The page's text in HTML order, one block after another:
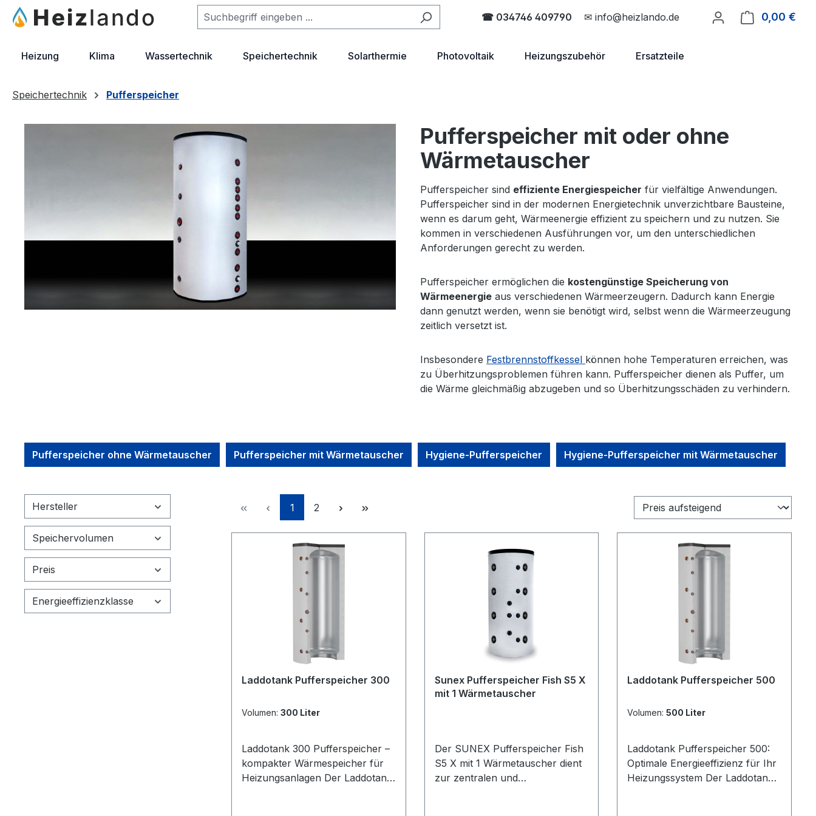
Hauptinhalt springen
Zur Suche springen
Zur Hauptnavigation springen ☎ 034746 409790 ✉ info@heizlando.de 0,00 €
Heizung Klima Wassertechnik Speichertechnik Solarthermie Photovoltaik Heizungszubehör Ersatzteile
Speichertechnik Pufferspeicher
Pufferspeicher mit oder ohne
Wärmetauscher
Pufferspeicher sind effiziente Energiespeicher für vielfältige Anwendungen.
Pufferspeicher sind in der modernen Energietechnik unverzichtbare Bausteine,
wenn es darum geht, Wärmeenergie effizient zu speichern und zu nutzen. Sie
kommen in verschiedenen Ausführungen vor, um den unterschiedlichen
Anforderungen gerecht zu werden.
Pufferspeicher ermöglichen die kostengünstige Speicherung von
Wärmeenergie aus verschiedenen Wärmeerzeugern. Dadurch kann Energie
dann genutzt werden, wenn sie benötigt wird, selbst wenn die Wärmeerzeugung
zeitlich versetzt ist.
Insbesondere Festbrennstoffkessel können hohe Temperaturen erreichen, was
zu Überhitzungsproblemen führen kann. Pufferspeicher dienen als Puffer, um
die Wärme gleichmäßig abzugeben und so Überhitzungsschäden zu verhindern.
Pufferspeicher ohne Wärmetauscher Pufferspeicher mit Wärmetauscher Hygiene-Pufferspeicher Hygiene-Pufferspeicher mit Wärmetauscher
Hersteller
Speichervolumen
Preis
Energieeffizienzklasse
Seite
1 Seite
2
Laddotank Pufferspeicher 300
Volumen: 300 Liter
Laddotank 300 Pufferspeicher –
kompakter Wärmespeicher für
Heizungsanlagen Der Laddotank
Sunex Pufferspeicher Fish S5 X
mit 1 Wärmetauscher
Der SUNEX Pufferspeicher Fish
S5 X mit 1 Wärmetauscher dient
zur zentralen und
Laddotank Pufferspeicher 500
Volumen:500 Liter
Laddotank Pufferspeicher 500:
Optimale Energieeffizienz für Ihr
Heizungssystem Der Laddotank